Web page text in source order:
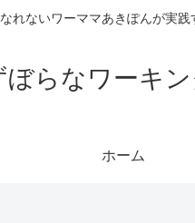
れないワーママあきぽんが実
ぼらなワーキ
ホーム